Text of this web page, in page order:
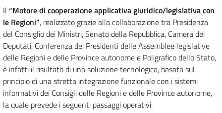
Il “Motore di cooperazione applicativa giuridico/legislativa con
le Regioni”, realizzato grazie alla collaborazione tra Presidenza
del Consiglio dei Ministri, Senato della Repubblica, Camera dei
Deputati, Conferenza dei Presidenti delle Assemblee legislative
delle Regioni e delle Province autonome e Poligrafico dello Stato,
è infatti il risultato di una soluzione tecnologica, basata sul
principio di una stretta integrazione funzionale con i sistemi
informativi dei Consigli delle Regioni e delle Province autonome,
la quale prevede i seguenti passaggi operativi: